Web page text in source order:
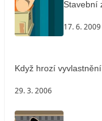
Stavební
17. 6. 2009
Když hrozí vyvlastnění
29. 3. 2006